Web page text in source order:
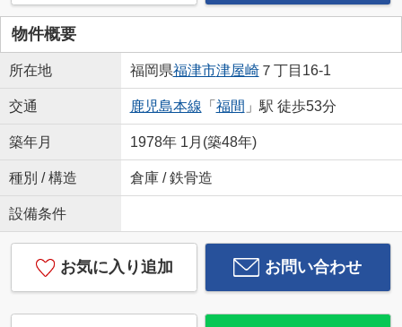
物件概要
所在地 福岡県福津市津屋崎７丁目16‐1
交通 鹿児島本線 「 福間 」駅 徒歩53分
築年月 1978年 1月(築48年)
種別 / 構造 倉庫 / 鉄骨造
設備条件
お気に入り追加 お問い合わせ